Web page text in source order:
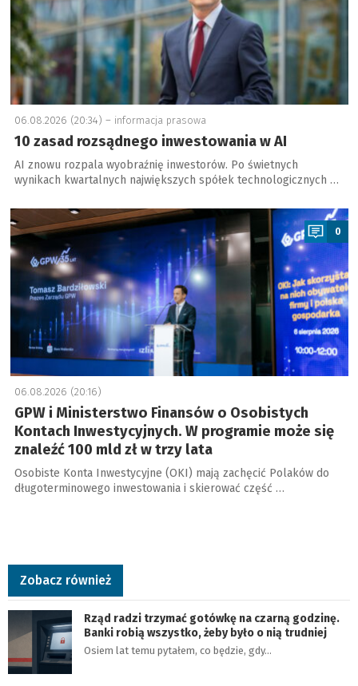
06.08.2026 (20:34) – informacja prasowa
10 zasad rozsądnego inwestowania w AI
AI znowu rozpala wyobraźnię inwestorów. Po świetnych
wynikach kwartalnych największych spółek technologicznych …
a
0
06.08.2026 (20:16)
GPW i Ministerstwo Finansów o Osobistych
Kontach Inwestycyjnych. W programie może się
znaleźć 100 mld zł w trzy lata
Osobiste Konta Inwestycyjne (OKI) mają zachęcić Polaków do
długoterminowego inwestowania i skierować część …
Zobacz również
Rząd radzi trzymać gotówkę na czarną godzinę.
Banki robią wszystko, żeby było o nią trudniej
Osiem lat temu pytałem, co będzie, gdy…